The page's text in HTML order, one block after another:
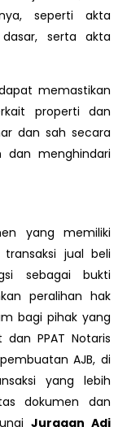
seperti akta
serta akta
memastikan
properti dan
dan sah secara
dan menghindari
yang memiliki
jual beli
sebagai bukti
peralihan hak
bagi pihak yang
PPAT Notaris
AJB, di
yang lebih
dokumen dan
Juragan Adi